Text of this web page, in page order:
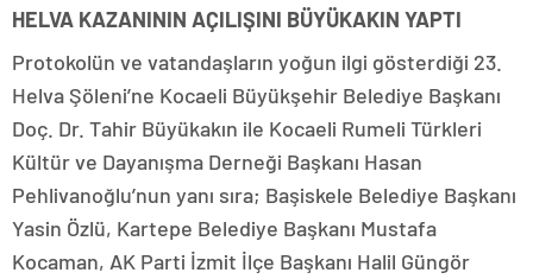
HELVA KAZANININ AÇILIŞINI BÜYÜKAKIN YAPTI
Protokolün ve vatandaşların yoğun ilgi gösterdiği 23.
Helva Şöleni’ne Kocaeli Büyükşehir Belediye Başkanı
Doç. Dr. Tahir Büyükakın ile Kocaeli Rumeli Türkleri
Kültür ve Dayanışma Derneği Başkanı Hasan
Pehlivanoğlu’nun yanı sıra; Başiskele Belediye Başkanı
Yasin Özlü, Kartepe Belediye Başkanı Mustafa
Kocaman, AK Parti İzmit İlçe Başkanı Halil Güngör